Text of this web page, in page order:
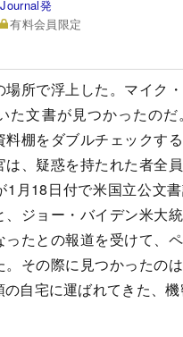
発
有料会員限定
所で浮上した。マイク
た文書が見つかったの
棚をダブルチェックす
、疑惑を持たれた者全
1月18日付で米国立公文
、ジョー・バイデン米大
ったとの報道を受けて、
その際に見つかったの
自宅に運ばれてきた、